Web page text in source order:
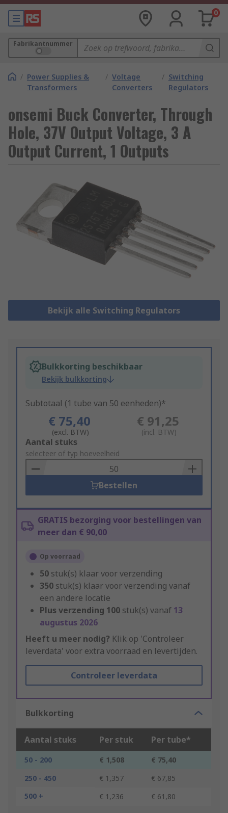
0
Fabrikantnummer
/ Power Supplies &
Transformers
/ Voltage
Converters
/ Switching
Regulators
onsemi Buck Converter, Through
Hole, 37V Output Voltage, 3 A
Output Current, 1 Outputs
Bekijk alle Switching Regulators
Bulkkorting beschikbaar
Bekijk bulkkorting
Subtotaal (1 tube van 50 eenheden)*
€ 75,40
(excl. BTW)
€ 91,25
(incl. BTW)
Add
to
Basket
Aantal stuks
selecteer of typ hoeveelheid
Bestellen
GRATIS bezorging voor bestellingen van
meer dan € 90,00
Op voorraad
50 stuk(s) klaar voor verzending
350 stuk(s) klaar voor verzending vanaf
een andere locatie
Plus verzending 100 stuk(s) vanaf 13
augustus 2026
Heeft u meer nodig? Klik op 'Controleer
leverdata' voor extra voorraad en levertijden.
Controleer leverdata
Bulkkorting
Aantal stuks Per stuk Per tube*
50 - 200 € 1,508
€ 75,40
250 - 450
€ 1,357
€ 67,85
500 +
€ 1,236 € 61,80